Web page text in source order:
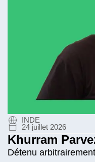
INDE
24 juillet 2026
Khurram
Détenu